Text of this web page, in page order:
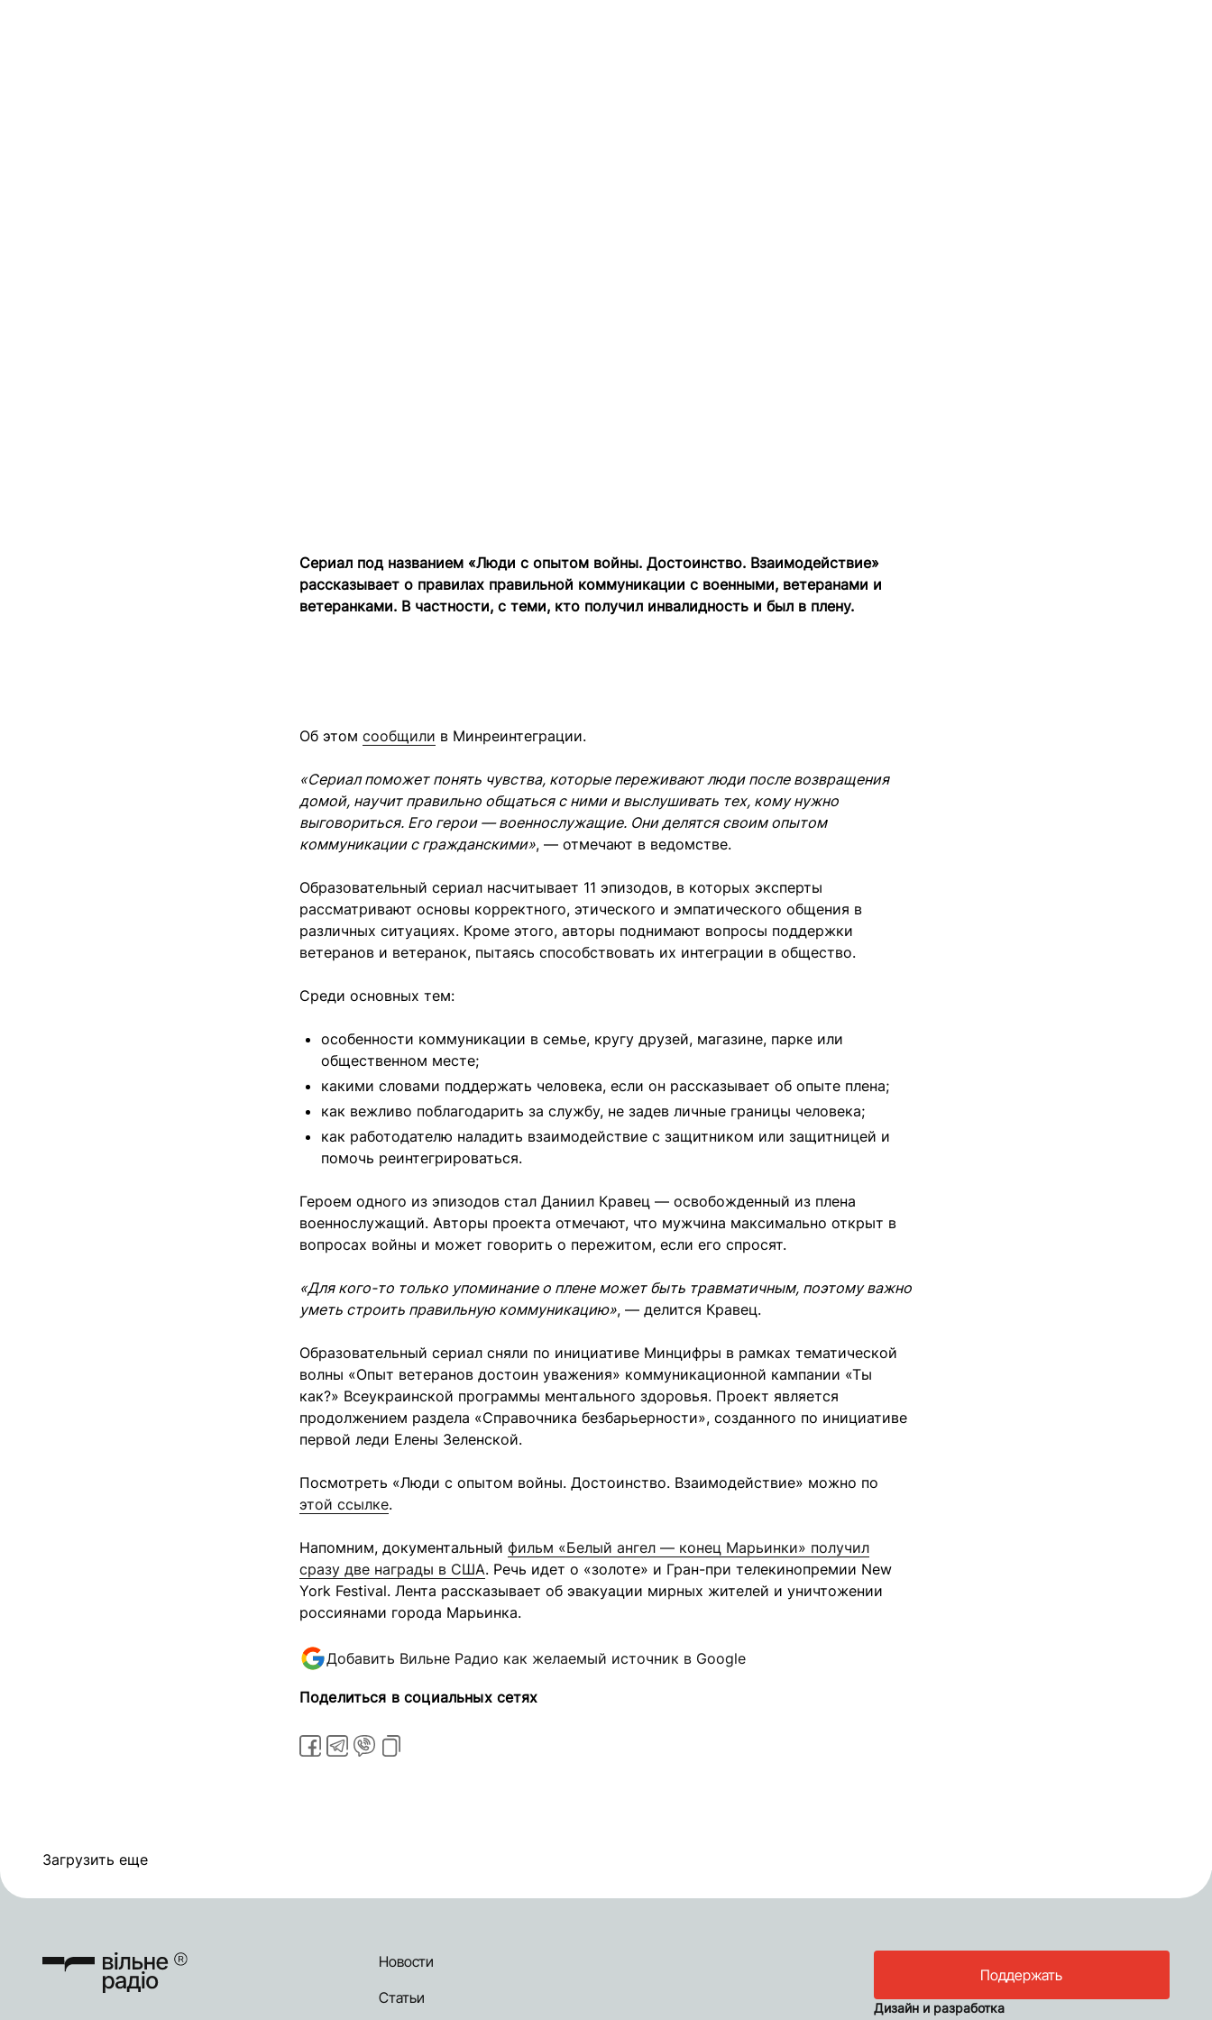
Сериал под названием «Люди с опытом войны. Достоинство. Взаимодействие»
рассказывает о правилах правильной коммуникации с военными, ветеранами и
ветеранками. В частности, с теми, кто получил инвалидность и был в плену.
Об этом сообщили в Минреинтеграции.
«Сериал поможет понять чувства, которые переживают люди после возвращения
домой, научит правильно общаться с ними и выслушивать тех, кому нужно
выговориться. Его герои — военнослужащие. Они делятся своим опытом
коммуникации с гражданскими», — отмечают в ведомстве.
Образовательный сериал насчитывает 11 эпизодов, в которых эксперты
рассматривают основы корректного, этического и эмпатического общения в
различных ситуациях. Кроме этого, авторы поднимают вопросы поддержки
ветеранов и ветеранок, пытаясь способствовать их интеграции в общество.
Среди основных тем:
особенности коммуникации в семье, кругу друзей, магазине, парке или
общественном месте;
какими словами поддержать человека, если он рассказывает об опыте плена;
как вежливо поблагодарить за службу, не задев личные границы человека;
как работодателю наладить взаимодействие с защитником или защитницей и
помочь реинтегрироваться.
Героем одного из эпизодов стал Даниил Кравец — освобожденный из плена
военнослужащий. Авторы проекта отмечают, что мужчина максимально открыт в
вопросах войны и может говорить о пережитом, если его спросят.
«Для кого-то только упоминание о плене может быть травматичным, поэтому важно
уметь строить правильную коммуникацию», — делится Кравец.
Образовательный сериал сняли по инициативе Минцифры в рамках тематической
волны «Опыт ветеранов достоин уважения» коммуникационной кампании «Ты
как?» Всеукраинской программы ментального здоровья. Проект является
продолжением раздела «Справочника безбарьерности», созданного по инициативе
первой леди Елены Зеленской.
Посмотреть «Люди с опытом войны. Достоинство. Взаимодействие» можно по
этой ссылке.
Напомним, документальный фильм «Белый ангел — конец Марьинки» получил
сразу две награды в США. Речь идет о «золоте» и Гран-при телекинопремии New
York Festival. Лента рассказывает об эвакуации мирных жителей и уничтожении
россиянами города Марьинка.
Добавить Вильне Радио как желаемый источник в Google
Поделиться в социальных сетях
Загрузить еще
Новости
Статьи
Поддержать
Дизайн и разработка